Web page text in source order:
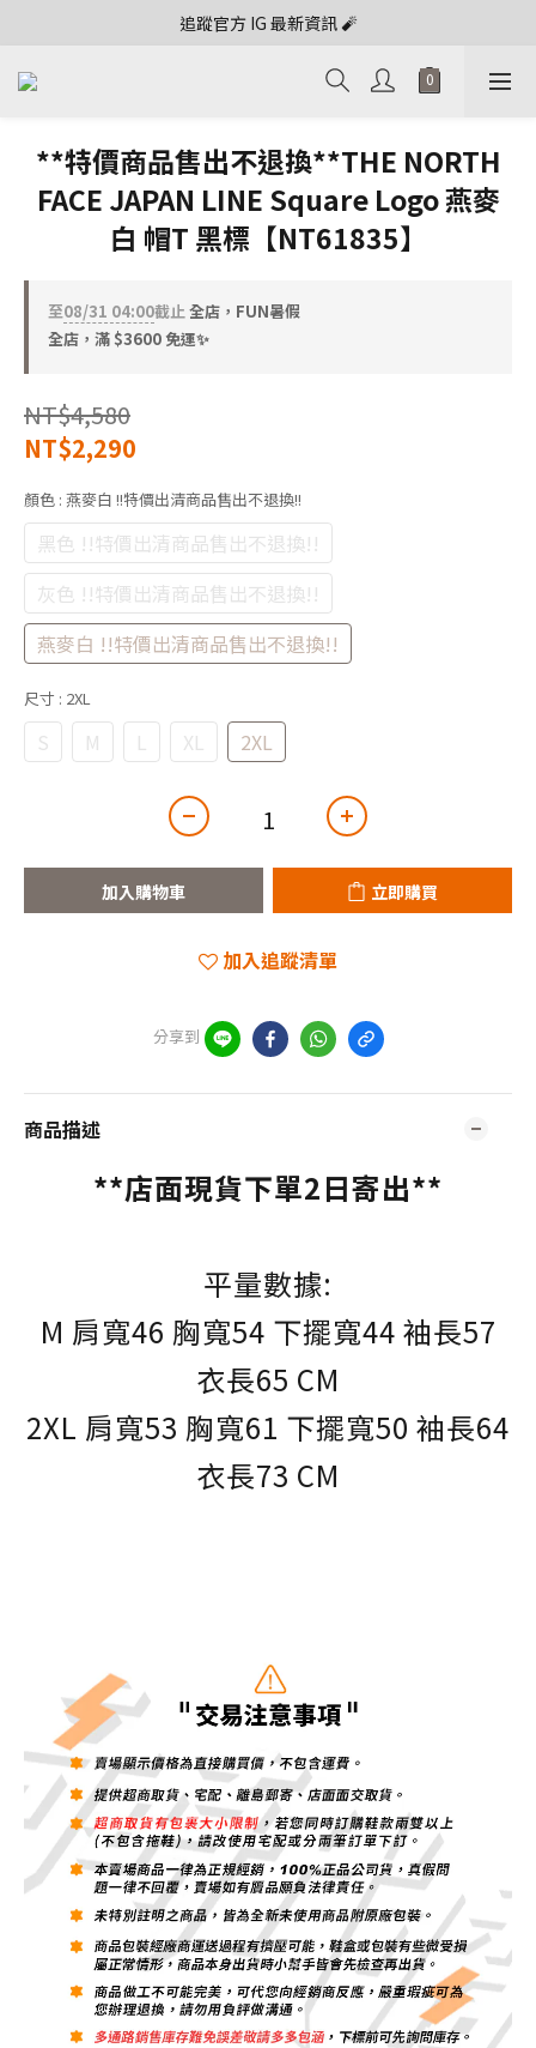
追蹤官方 IG 最新資訊 🧨
**特價商品售出不退換**THE NORTH
FACE JAPAN LINE Square Logo 燕麥
白 帽T 黑標【NT61835】
至08/31 04:00截止全店，FUN暑假
全店，滿 $3600 免運✨
NT$4,580
NT$2,290
顏色 : 燕麥白 !!特價出清商品售出不退換!!
黑色 !!特價出清商品售出不退換!!
灰色 !!特價出清商品售出不退換!!
燕麥白 !!特價出清商品售出不退換!!
尺寸 : 2XL
S M L XL 2XL
加入購物車 立即購買
加入追蹤清單
分享到
商品描述
**店面現貨下單2日寄出**
平量數據:
M 肩寬46 胸寬54 下擺寬44 袖長57
衣長65 CM
2XL 肩寬53 胸寬61 下擺寬50 袖長64
衣長73 CM